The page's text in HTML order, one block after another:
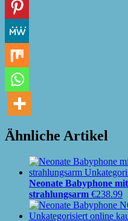
Ähnliche Artikel
Neonate Babyphone
strahlungsarm €238.99